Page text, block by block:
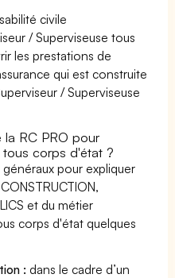
civile
/ Superviseuse tous
les prestations de
qui est construite
/ Superviseuse
la RC PRO pour
tous corps d'état ?
pour expliquer
et du métier
corps d'état quelques
: dans le cadre d’un